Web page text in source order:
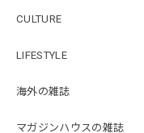
CULTURE
LIFESTYLE
海外の雑誌
マガジンハウスの雑誌